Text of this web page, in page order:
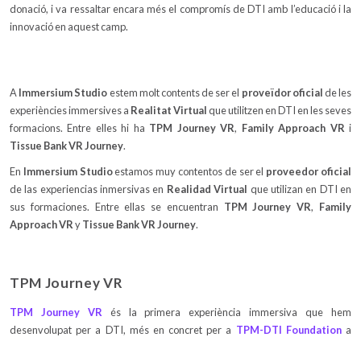
donació, i va ressaltar encara més el compromís de DTI amb l’educació i la
innovació en aquest camp.
A Immersium Studioestem molt contents de ser el proveïdor oficialde les
experiències immersives a Realitat Virtualque utilitzen en DTI en les seves
formacions. Entre elles hi ha TPM Journey VR, Family Approach VR i
Tissue Bank VR Journey.
En Immersium Studioestamos muy contentos de ser el proveedor oficial
de las experiencias inmersivas en Realidad Virtual que utilizan en DTI en
sus formaciones. Entre ellas se encuentran TPM Journey VR, Family
Approach VRyTissue Bank VR Journey.
TPM Journey VR
TPM Journey VR és la primera experiència immersiva que hem
desenvolupat per a DTI, més en concret per a TPM-DTI Foundationa